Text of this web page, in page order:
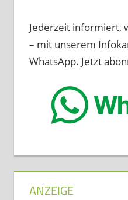
Jederzeit informiert,
– mit unserem
WhatsApp. Jetzt
ANZEIGE